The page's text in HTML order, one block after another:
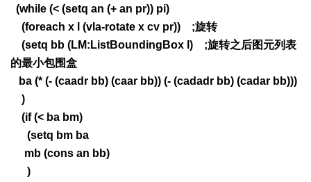
(while (< (setq an (+ an pr)) pi)
(foreach x l (vla-rotate x cv pr)) ;旋转
(setq bb (LM:ListBoundingBox l) ;旋转之后图元列表
的最小包围盒
ba (* (- (caadr bb) (caar bb)) (- (cadadr bb) (cadar bb)))
)
(if (< ba bm)
(setq bm ba
mb (cons an bb)
)